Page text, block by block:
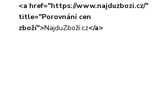
<a href="https://www.najduzbozi.cz/"
title="Porovnání cen
zboží">NajduZboží.cz</a>